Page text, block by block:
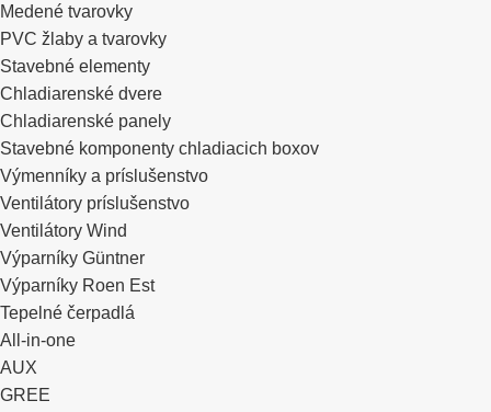
Medené tvarovky
PVC žlaby a tvarovky
Stavebné elementy
Chladiarenské dvere
Chladiarenské panely
Stavebné komponenty chladiacich boxov
Výmenníky a príslušenstvo
Ventilátory príslušenstvo
Ventilátory Wind
Výparníky Güntner
Výparníky Roen Est
Tepelné čerpadlá
All-in-one
AUX
GREE